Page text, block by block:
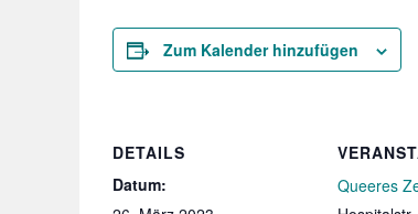
Zum Kalender hinzufügen
DETAILS
Datum:
Queeres